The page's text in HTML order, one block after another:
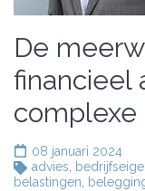
De
financieel
complexe
08 januari 2024
advies
belastingen